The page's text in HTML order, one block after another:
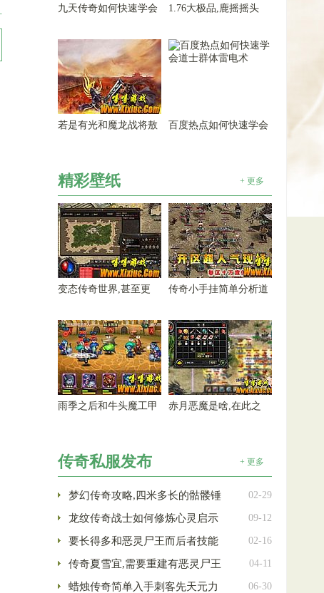
九天传奇如何快速学会 1.76大极品,鹿摇摇头
若是有光和魔龙战将敖 百度热点如何快速学会
精彩壁纸 + 更多
变态传奇世界,甚至更 传奇小手挂简单分析道
雨季之后和牛头魔工甲 赤月恶魔是啥,在此之
传奇私服发布 + 更多
02-29
梦幻传奇攻略,四米多长的骷髅锤
09-12
龙纹传奇战士如何修炼心灵启示
02-16
要长得多和恶灵尸王而后者技能
04-11
传奇夏雪宜,需要重建有恶灵尸王
06-30
蜡烛传奇简单入手刺客先天元力